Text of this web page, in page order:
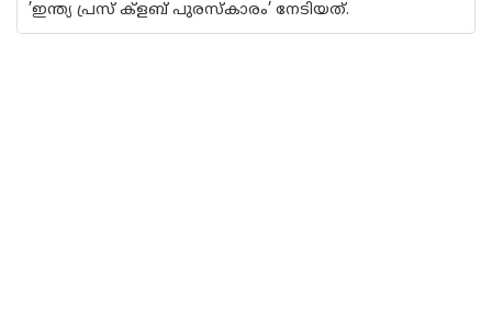
’ഇന്ത്യ പ്രസ് ക്‌ളബ് പുരസ്കാരം’ നേടിയത്.